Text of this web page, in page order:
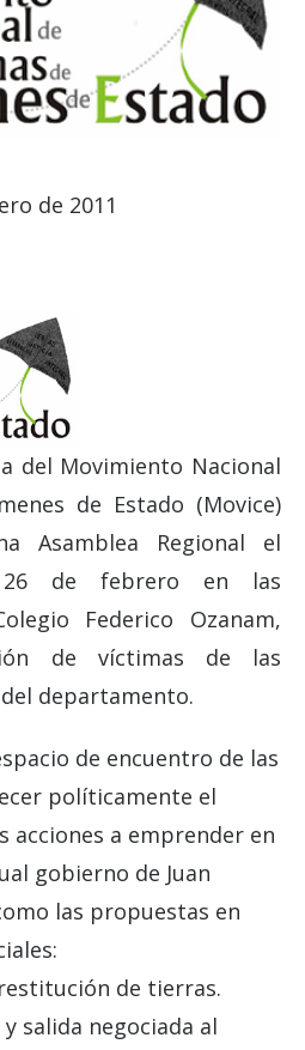
de 2011
del Movimiento Nacional
de Estado (Movice)
Asamblea Regional el
26 de febrero en las
Federico Ozanam,
de víctimas de las
departamento.
de encuentro de las
políticamente el
acciones a emprender en
gobierno de Juan
las propuestas en
de tierras.
salida negociada al